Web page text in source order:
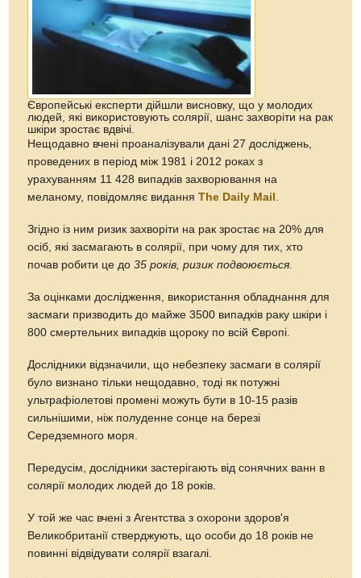
Європейські експерти дійшли висновку, що у молодих
людей, які використовують солярії, шанс захворіти на рак
шкіри зростає вдвічі.
Нещодавно вчені проаналізували дані 27 досліджень,
проведених в період між 1981 і 2012 роках з
урахуванням 11 428 випадків захворювання на
меланому, повідомляє виданняThe Daily Mail
Згідно із ним ризик захворіти на рак зростає на 20% для
осіб, які засмагають в солярії, при чому для тих, хто
почав робити це до 35 років, ризик подвоюється.
За оцінками дослідження, використання обладнання для
засмаги призводить до майже 3500 випадків раку шкіри і
800 смертельних випадків щороку по всій Європі.
Дослідники відзначили, що небезпеку засмаги в солярії
було визнано тільки нещодавно, тоді як потужні
ультрафіолетові промені можуть бути в 10-15 разів
сильнішими, ніж полуденне сонце на березі
Середземного моря.
Передусім, дослідники застерігають від сонячних ванн в
солярії молодих людей до 18 років.
У той же час вчені з Агентства з охорони здоров'я
Великобританії стверджують, що особи до 18 років не
повинні відвідувати солярії взагалі.